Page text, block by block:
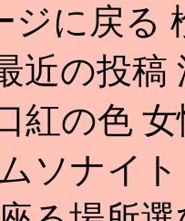
ジに戻る
近の投稿
紅の色
ソナイ